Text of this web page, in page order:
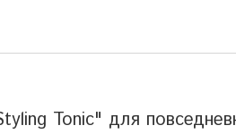
Tonic" для